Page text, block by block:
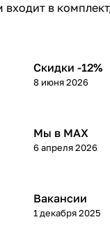
в
Скидки -12%
8 июня 2026
Мы в МАХ
6 апреля 2026
Вакансии
1 декабря 2025